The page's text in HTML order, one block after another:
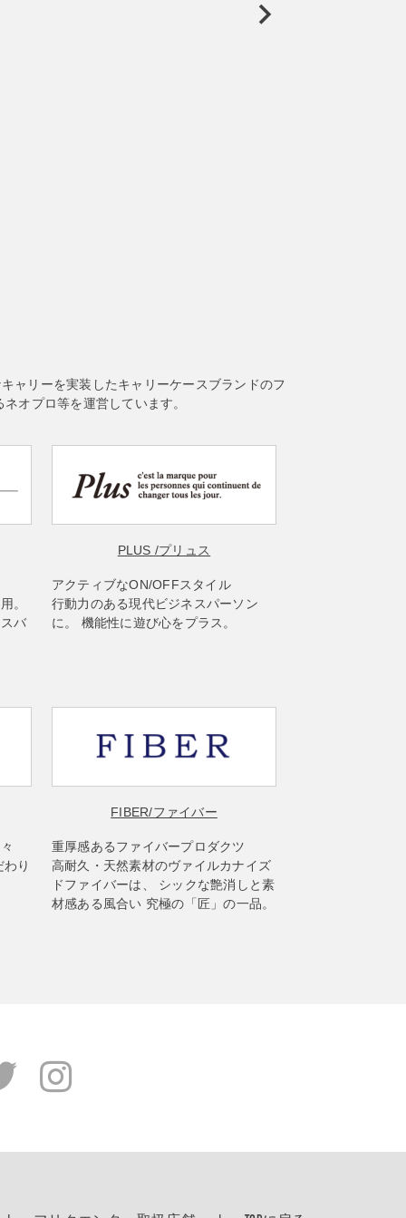
ャリーを実装したキャリーケースブランドのフ
オプロ等を運営しています。
。
バ
PLUS /プリュス
アクティブなON/OFFスタイル
行動力のある現代ビジネスパーソン
に。 機能性に遊び心をプラス。
り
FIBER/ファイバー
重厚感あるファイバープロダクツ
高耐久・天然素材のヴァイルカナイズ
ドファイバーは、 シックな艶消しと素
材感ある風合い 究極の「匠」の一品。